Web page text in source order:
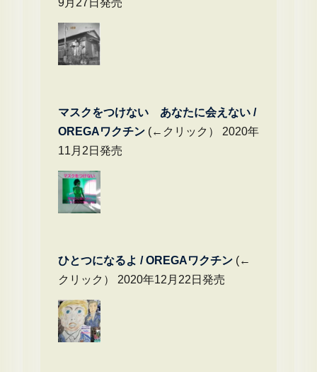
9月27日発売
マスクをつけない あなたに会えない /
OREGAワクチン(←クリック） 2020年
11月2日発売
ひとつになるよ / OREGAワクチン(←
クリック） 2020年12月22日発売